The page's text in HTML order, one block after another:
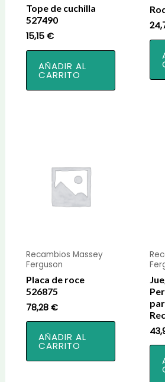
Tope de cuchilla
527490
15,15 €
AÑADIR AL
CARRITO
Recambios Massey
Ferguson
Placa de roce
526875
78,28 €
AÑADIR AL
CARRITO